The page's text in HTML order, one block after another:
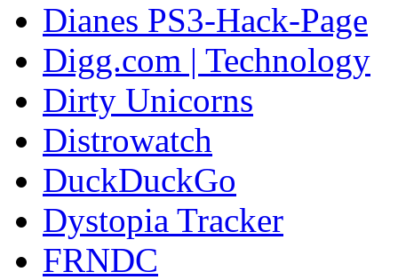
Dianes PS3-Hack-Page
Digg.com | Technology
Dirty Unicorns
Distrowatch
DuckDuckGo
Dystopia Tracker
FRNDC